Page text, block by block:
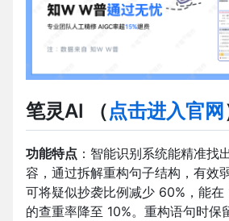
笔灵AI （点击进入官网
功能特点 ：智能识别系统能精准找
容，通过拆解重构句子结构，有效
可将疑似抄袭比例减少 60%，能在
的查重率降至 10%。重构语句时保